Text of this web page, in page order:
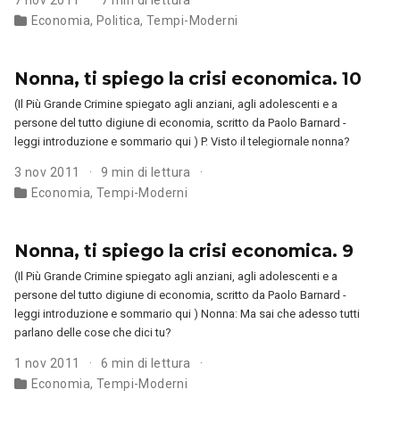
Economia, Politica,Tempi-Moderni
Nonna, ti spiego la crisi economica. 10
(Il Più Grande Crimine spiegato agli anziani, agli adolescenti e a
persone del tutto digiune di economia, scritto da Paolo Barnard -
leggi introduzione e sommario qui ) P. Visto il telegiornale nonna?
3 nov 2011
9 min di lettura
Economia, Tempi-Moderni
Nonna, ti spiego la crisi economica. 9
(Il Più Grande Crimine spiegato agli anziani, agli adolescenti e a
persone del tutto digiune di economia, scritto da Paolo Barnard -
leggi introduzione e sommario qui ) Nonna: Ma sai che adesso tutti
parlano delle cose che dici tu?
1 nov 2011
6 min di lettura
Economia, Tempi-Moderni